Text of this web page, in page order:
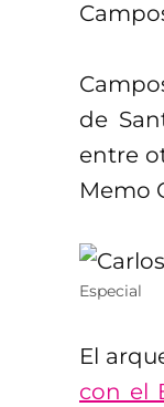
de
entre
Memo
Especial
El
con el